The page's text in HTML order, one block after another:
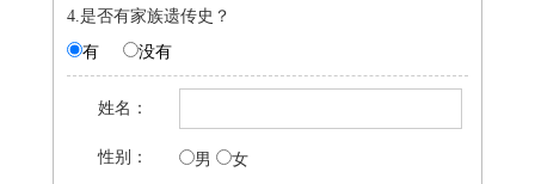
4.是否有家族遗传史？
有
没有
姓名：
性别： 男 女